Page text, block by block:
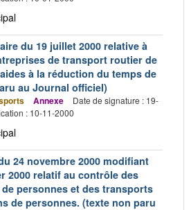
du 19 juillet 2000 relative à
de transport routier de
à la réduction du temps de
au Journal officiel)
Annexe
Date de signature : 19-
: 10-11-2000
24 novembre 2000 modifiant
2000 relatif au contrôle des
personnes et des transports
de personnes. (texte non paru